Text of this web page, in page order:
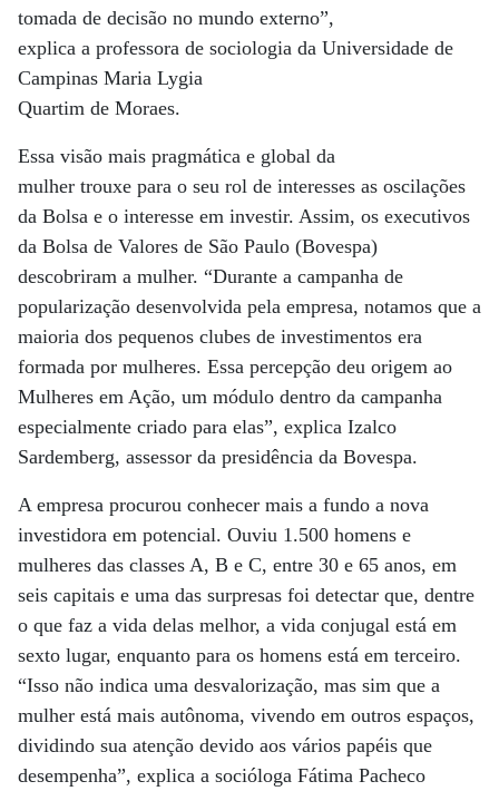
tomada de decisão no mundo externo”,
explica a professora de sociologia da Universidade de
Campinas Maria Lygia
Quartim de Moraes.
Essa visão mais pragmática e global da
mulher trouxe para o seu rol de interesses as oscilações
da Bolsa e o interesse em investir. Assim, os executivos
da Bolsa de Valores de São Paulo (Bovespa)
descobriram a mulher. “Durante a campanha de
popularização desenvolvida pela empresa, notamos que a
maioria dos pequenos clubes de investimentos era
formada por mulheres. Essa percepção deu origem ao
Mulheres em Ação, um módulo dentro da campanha
especialmente criado para elas”, explica Izalco
Sardemberg, assessor da presidência da Bovespa.
A empresa procurou conhecer mais a fundo a nova
investidora em potencial. Ouviu 1.500 homens e
mulheres das classes A, B e C, entre 30 e 65 anos, em
seis capitais e uma das surpresas foi detectar que, dentre
o que faz a vida delas melhor, a vida conjugal está em
sexto lugar, enquanto para os homens está em terceiro.
“Isso não indica uma desvalorização, mas sim que a
mulher está mais autônoma, vivendo em outros espaços,
dividindo sua atenção devido aos vários papéis que
desempenha”, explica a socióloga Fátima Pacheco